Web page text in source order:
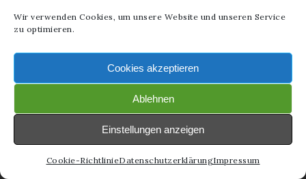
Wir verwenden Cookies, um unsere Website und unseren Service
zu optimieren.
Cookies akzeptieren
Ablehnen
Einstellungen anzeigen
Cookie-RichtlinieDatenschutzerklärungImpressum